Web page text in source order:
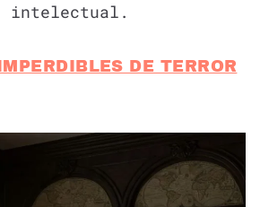
intelectual.
DE TERROR